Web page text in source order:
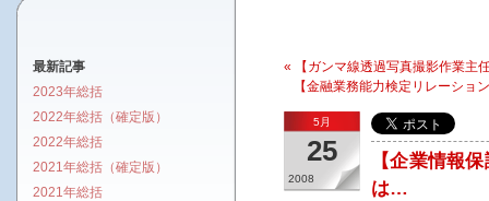
« 【ガンマ線透過写真撮影作業主
【金融業務能力検定リレーショ
5月
25
2008
【企業情報
は…
最新記事
2023年総括
2022年総括（確定版）
2022年総括
2021年総括（確定版）
2021年総括